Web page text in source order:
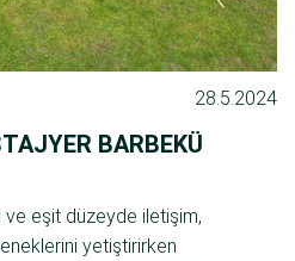
28.5.2024
BARBEKÜ
ve eşit düzeyde iletişim,
yetiştirirken